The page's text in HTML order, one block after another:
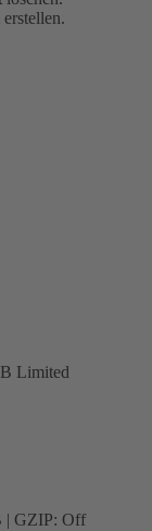
Limited
| GZIP: Off